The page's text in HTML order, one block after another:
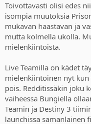
Toivottavasti olisi edes
isompia muutoksia
mukavan haastavan ja
mutta kolmella ukolla.
mielenkiintoista.
Live Teamilla on kädet
mielenkiintoinen nyt
pois. Redditissäkin joku
vaiheessa Bungiella
Teamin ja Destiny 3
launchissa samanlainen